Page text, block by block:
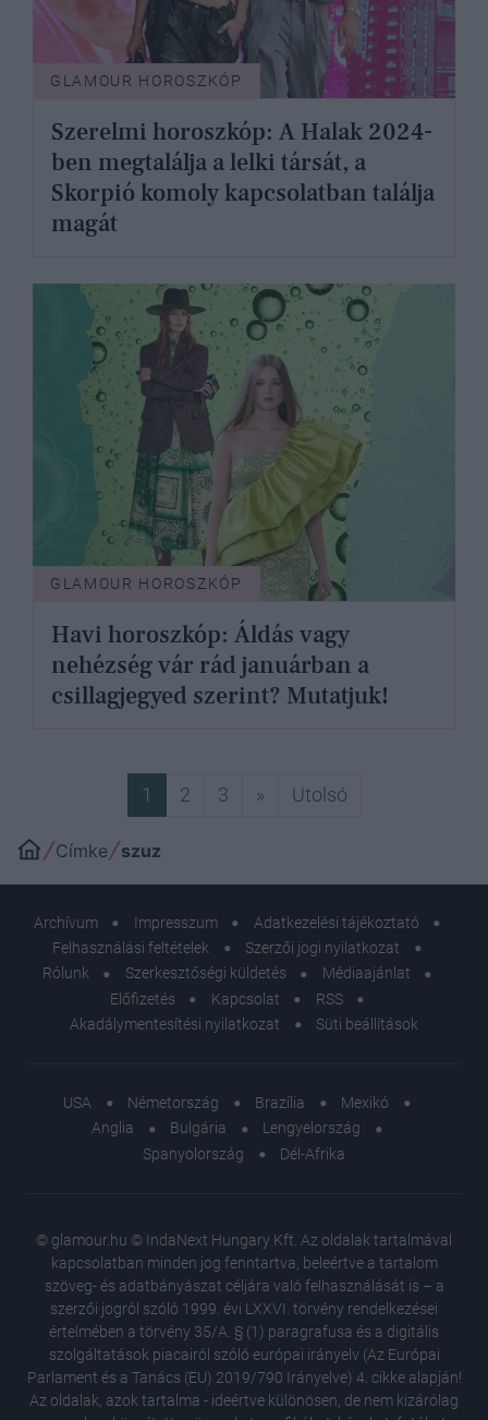
GLAMOUR HOROSZKÓP
Szerelmi horoszkóp: A Halak 2024-
ben megtalálja a lelki társát, a
Skorpió komoly kapcsolatban találja
magát
GLAMOUR HOROSZKÓP
Havi horoszkóp: Áldás vagy
nehézség vár rád januárban a
csillagjegyed szerint? Mutatjuk!
1 2 3 »Következő
UtolsóUtolsó
Címke szuz
Archívum Impresszum
Adatkezelési tájékoztató
Felhasználási feltételek
Szerzői jogi nyilatkozat
Rólunk
Szerkesztőségi küldetés
Médiaajánlat
Előfizetés
Kapcsolat
RSS
Akadálymentesítési nyilatkozat
Süti beállítások
USA Németország Brazília
Mexikó
Anglia
Bulgária
Lengyelország
Spanyolország
Dél-Afrika
© glamour.hu © IndaNext Hungary Kft. Az oldalak tartalmával
kapcsolatban minden jog fenntartva, beleértve a tartalom
szöveg- és adatbányászat céljára való felhasználását is – a
szerzői jogról szóló 1999. évi LXXVI. törvény rendelkezései
értelmében a törvény 35/A. § (1) paragrafusa és a digitális
szolgáltatások piacairól szóló európai irányelv (Az Európai
Parlament és a Tanács (EU) 2019/790 Irányelve) 4. cikke alapján!
Az oldalak, azok tartalma - ideértve különösen, de nem kizárólag